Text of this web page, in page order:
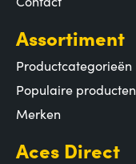
Assortiment
Productcategorieën
Populaire producten
Merken
Aces Direct